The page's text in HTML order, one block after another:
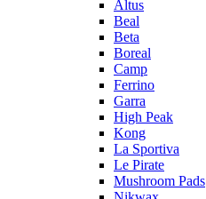
Altus
Beal
Beta
Boreal
Camp
Ferrino
Garra
High Peak
Kong
La Sportiva
Le Pirate
Mushroom Pads